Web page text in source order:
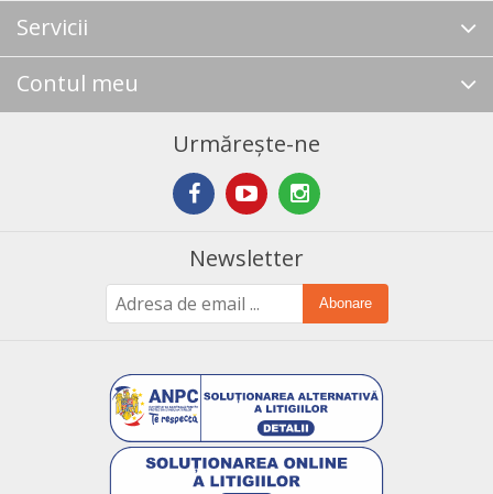
Servicii
Contul meu
Urmărește-ne
Newsletter
Abonare